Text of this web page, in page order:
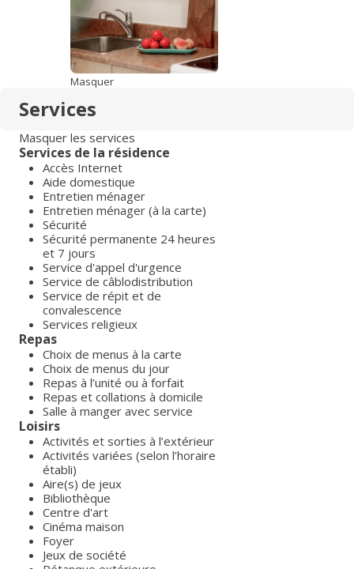
Masquer
Services
Masquer les services
Services de la résidence
Accès Internet
Aide domestique
Entretien ménager
Entretien ménager (à la carte)
Sécurité
Sécurité permanente 24 heures
et 7 jours
Service d'appel d'urgence
Service de câblodistribution
Service de répit et de
convalescence
Services religieux
Repas
Choix de menus à la carte
Choix de menus du jour
Repas à l’unité ou à forfait
Repas et collations à domicile
Salle à manger avec service
Loisirs
Activités et sorties à l’extérieur
Activités variées (selon l’horaire
établi)
Aire(s) de jeux
Bibliothèque
Centre d'art
Cinéma maison
Foyer
Jeux de société